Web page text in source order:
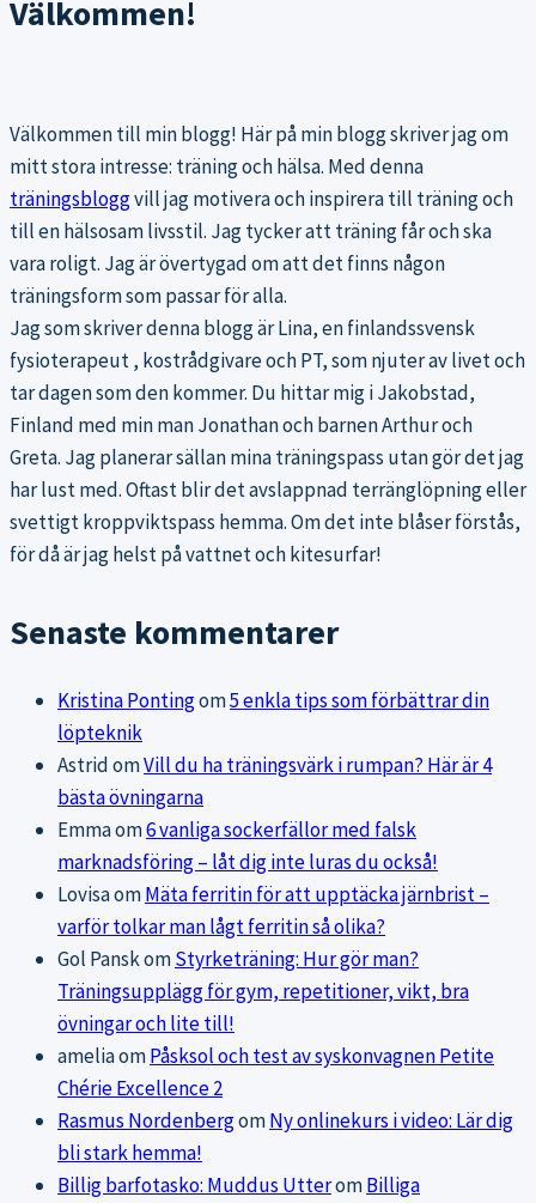
Välkommen!
Välkommen till min blogg! Här på min blogg skriver jag om
mitt stora intresse: träning och hälsa. Med denna
träningsbloggvill jag motivera och inspirera till träning och
till en hälsosam livsstil. Jag tycker att träning får och ska
vara roligt. Jag är övertygad om att det finns någon
träningsform som passar för alla.
Jag som skriver denna blogg är Lina, en finlandssvensk
fysioterapeut , kostrådgivare och PT, som njuter av livet och
tar dagen som den kommer. Du hittar mig i Jakobstad,
Finland med min man Jonathan och barnen Arthur och
Greta. Jag planerar sällan mina träningspass utan gör det jag
har lust med. Oftast blir det avslappnad terränglöpning eller
svettigt kroppviktspass hemma. Om det inte blåser förstås,
för då är jag helst på vattnet och kitesurfar!
Senaste kommentarer
Kristina Pontingom5 enkla tips som förbättrar din
löpteknik
AstridomVill du ha träningsvärk i rumpan? Här är 4
bästa övningarna
Emmaom6 vanliga sockerfällor med falsk
marknadsföring – låt dig inte luras du också!
LovisaomMäta ferritin för att upptäcka järnbrist –
varför tolkar man lågt ferritin så olika?
Gol PanskomStyrketräning: Hur gör man?
Träningsupplägg för gym, repetitioner, vikt, bra
övningar och lite till!
ameliaomPåsksol och test av syskonvagnen Petite
Chérie Excellence 2
Rasmus NordenbergomNy onlinekurs i video: Lär dig
bli stark hemma!
Billig barfotasko: Muddus UtteromBilliga